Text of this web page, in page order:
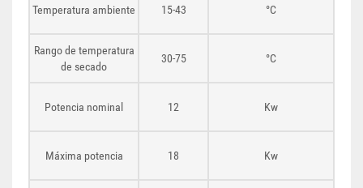
Temperatura ambiente 15-43 °C
Rango de temperatura
de secado
30-75 °C
Potencia nominal 12 Kw
Máxima potencia 18 Kw